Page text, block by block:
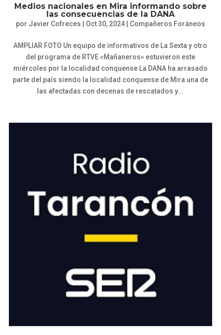
Medios nacionales en Mira informando sobre
las consecuencias de la DANA
por Javier Cofreces Oct 30, 2024| Compañeros Foráneos
AMPLIAR FOTO Un equipo de informativos de La Sexta y otro
del programa de RTVE «Mañaneros» estuvieron este
miércoles por la localidad conquense La DANA ha arrasado
parte del país siendo la localidad conquense de Mira una de
las afectadas con decenas de rescatados y...